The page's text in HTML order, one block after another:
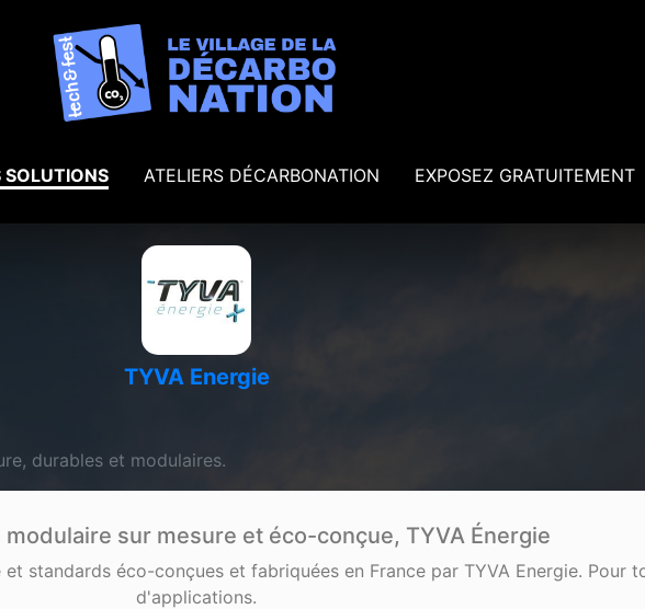
SOLUTIONS ATELIERS DÉCARBONATION EXPOSEZ GRATUITEMENT
TYVA Energie
durables et modulaires.
sur mesure et éco-conçue, TYVA Énergie
standards éco-conçues et fabriquées en France par TYVA Energie. Pour
d'applications.